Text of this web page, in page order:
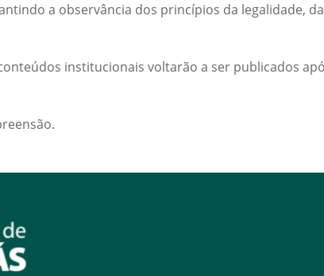
a observância dos princípios da legalidade,
institucionais voltarão a ser publicados